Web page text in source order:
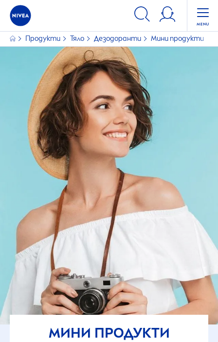
Продукти Тяло Дезодоранти Мини продукти
МИНИ ПРОДУКТИ
ФИЛТРИ
ИЗБРАНИ ФИЛТРИ